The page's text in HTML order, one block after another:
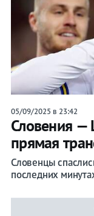
05/09/2025 в 23:42
Словения —
прямая
Словенцы
последних